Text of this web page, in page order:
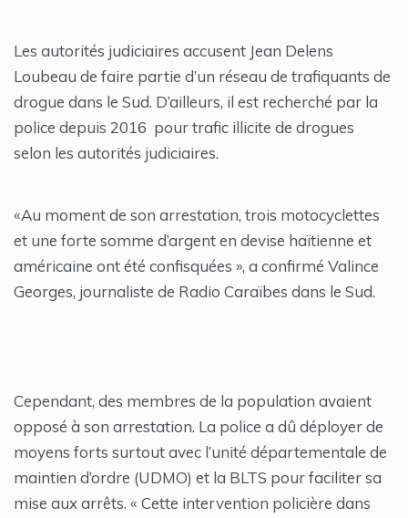
Les autorités judiciaires accusent Jean Delens
Loubeau de faire partie d’un réseau de trafiquants de
drogue dans le Sud. D’ailleurs, il est recherché par la
police depuis 2016 pour trafic illicite de drogues
selon les autorités judiciaires.
«Au moment de son arrestation, trois motocyclettes
et une forte somme d’argent en devise haïtienne et
américaine ont été confisquées », a confirmé Valince
Georges, journaliste de Radio Caraïbes dans le Sud.
Cependant, des membres de la population avaient
opposé à son arrestation. La police a dû déployer de
moyens forts surtout avec l’unité départementale de
maintien d’ordre (UDMO) et la BLTS pour faciliter sa
mise aux arrêts. « Cette intervention policière dans